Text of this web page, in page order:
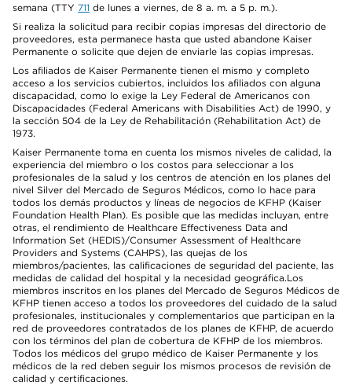
semana (TTY 711 de lunes a viernes, de 8 a. m. a 5 p. m.).
Si realiza la solicitud para recibir copias impresas del directorio de
proveedores, esta permanece hasta que usted abandone Kaiser
Permanente o solicite que dejen de enviarle las copias impresas.
Los afiliados de Kaiser Permanente tienen el mismo y completo
acceso a los servicios cubiertos, incluidos los afiliados con alguna
discapacidad, como lo exige la Ley Federal de Americanos con
Discapacidades (Federal Americans with Disabilities Act) de 1990, y
la sección 504 de la Ley de Rehabilitación (Rehabilitation Act) de
1973.
Kaiser Permanente toma en cuenta los mismos niveles de calidad, la
experiencia del miembro o los costos para seleccionar a los
profesionales de la salud y los centros de atención en los planes del
nivel Silver del Mercado de Seguros Médicos, como lo hace para
todos los demás productos y líneas de negocios de KFHP (Kaiser
Foundation Health Plan). Es posible que las medidas incluyan, entre
otras, el rendimiento de Healthcare Effectiveness Data and
Information Set (HEDIS)/Consumer Assessment of Healthcare
Providers and Systems (CAHPS), las quejas de los
miembros/pacientes, las calificaciones de seguridad del paciente, las
medidas de calidad del hospital y la necesidad geográfica.Los
miembros inscritos en los planes del Mercado de Seguros Médicos de
KFHP tienen acceso a todos los proveedores del cuidado de la salud
profesionales, institucionales y complementarios que participan en la
red de proveedores contratados de los planes de KFHP, de acuerdo
con los términos del plan de cobertura de KFHP de los miembros.
Todos los médicos del grupo médico de Kaiser Permanente y los
médicos de la red deben seguir los mismos procesos de revisión de
calidad y certificaciones.